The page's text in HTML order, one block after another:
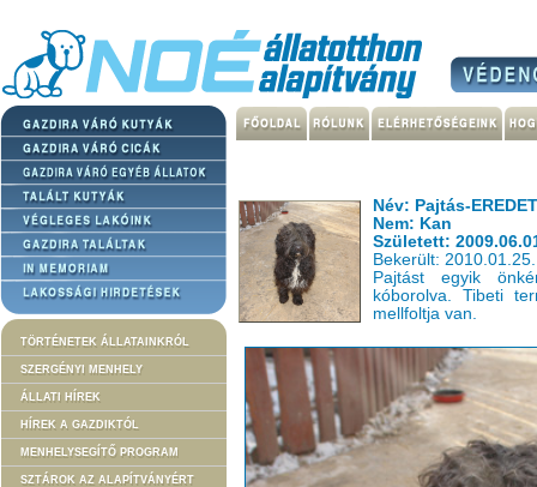
TÖRTÉNETEK ÁLLATAINKRÓL
SZERGÉNYI MENHELY
ÁLLATI HÍREK
HÍREK A GAZDIKTÓL
MENHELYSEGÍTŐ PROGRAM
SZTÁROK AZ ALAPÍTVÁNYÉRT
Név: Pajtás-
Nem: Kan
Született:
Bekerült: 2010.01.25.
Pajtást egyik
kóborolva. Tibeti
mellfoltja van.